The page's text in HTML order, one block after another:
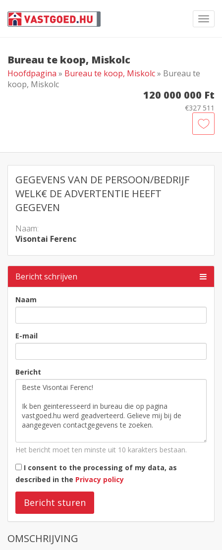
Bureau te koop, Miskolc
Hoofdpagina » Bureau te koop, Miskolc» Bureau te
koop, Miskolc
120 000 000 Ft
€327 511
GEGEVENS VAN DE PERSOON/BEDRIJF
WELK€ DE ADVERTENTIE HEEFT
GEGEVEN
Naam:
Visontai Ferenc
Bericht schrijven
Naam
E-mail
Bericht
Het bericht moet ten minste uit 10 karakters bestaan.
I consent to the processing of my data, as
described in the Privacy policy
Bericht sturen
OMSCHRIJVING